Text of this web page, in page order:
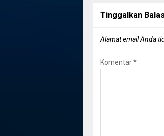
Tinggalkan
Alamat email Anda
Komentar*